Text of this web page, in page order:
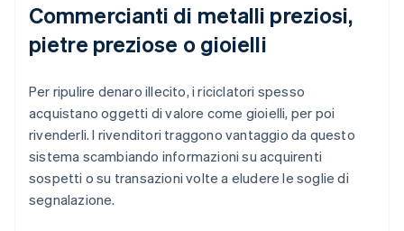
Commercianti di metalli preziosi,
pietre preziose o gioielli
Per ripulire denaro illecito, i riciclatori spesso
acquistano oggetti di valore come gioielli, per poi
rivenderli. I rivenditori traggono vantaggio da questo
sistema scambiando informazioni su acquirenti
sospetti o su transazioni volte a eludere le soglie di
segnalazione.